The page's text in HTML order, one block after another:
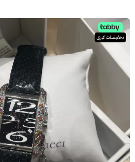
تخفيضات كبرى